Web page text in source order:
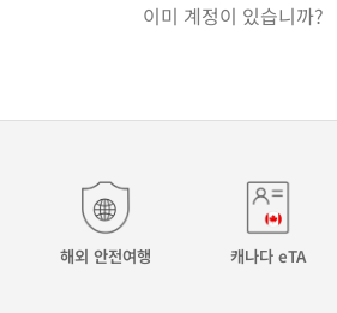
이미 계정이 있습니까?
해외 안전여행 캐나다 eTA